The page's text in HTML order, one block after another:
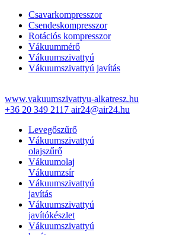
Csavarkompresszor
Csendeskompresszor
Rotációs kompresszor
Vákuummérő
Vákuumszivattyú
Vákuumszivattyú javítás
www.vakuumszivattyu-alkatresz.hu
+36 20 349 2117 air24@air24.hu
Levegőszűrő
Vákuumszivattyú
olajszűrő
Vákuumolaj
Vákuumzsír
Vákuumszivattyú
javítás
Vákuumszivattyú
javítókészlet
Vákuumszivattyú